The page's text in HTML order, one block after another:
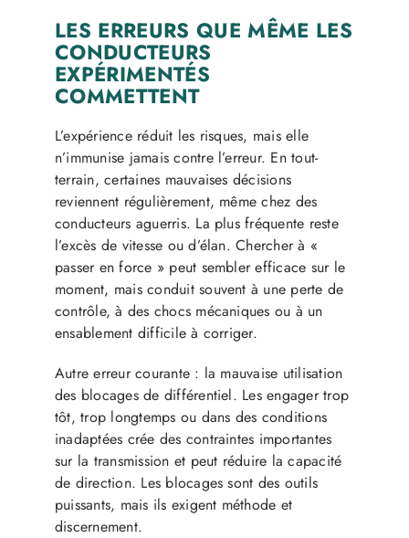
LES ERREURS QUE MÊME LES
CONDUCTEURS
EXPÉRIMENTÉS
COMMETTENT
L’expérience réduit les risques, mais elle
n’immunise jamais contre l’erreur. En tout-
terrain, certaines mauvaises décisions
reviennent régulièrement, même chez des
conducteurs aguerris. La plus fréquente reste
l’excès de vitesse ou d’élan. Chercher à «
passer en force » peut sembler efficace sur le
moment, mais conduit souvent à une perte de
contrôle, à des chocs mécaniques ou à un
ensablement difficile à corriger.
Autre erreur courante : la mauvaise utilisation
des blocages de différentiel. Les engager trop
tôt, trop longtemps ou dans des conditions
inadaptées crée des contraintes importantes
sur la transmission et peut réduire la capacité
de direction. Les blocages sont des outils
puissants, mais ils exigent méthode et
discernement.